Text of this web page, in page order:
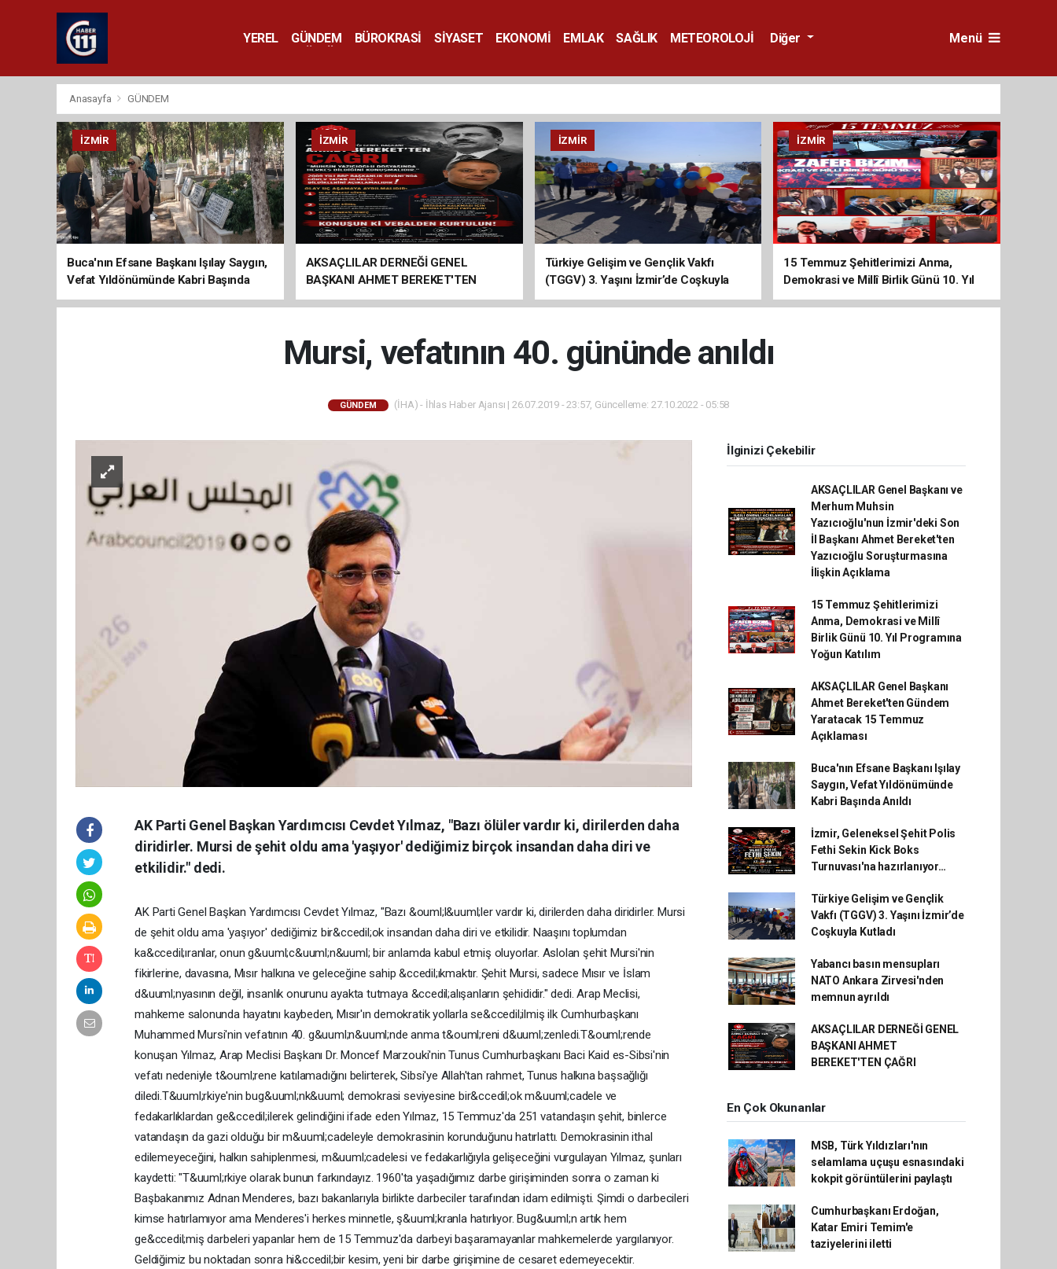
YEREL GÜNDEM BÜROKRASİ SİYASET EKONOMİ EMLAK SAĞLIK
METEOROLOJİ
Diğer Menü
Anasayfa GÜNDEM
İZMIR
Buca'nın Efsane Başkanı Işılay Saygın,
Vefat Yıldönümünde Kabri Başında
Anıldı
İZMIR
AKSAÇLILAR DERNEĞİ GENEL
BAŞKANI AHMET BEREKET'TEN
ÇAĞRI
İZMIR
Türkiye Gelişim ve Gençlik Vakfı
(TGGV) 3. Yaşını İzmir’de Coşkuyla
Kutladı
İZMIR
15 Temmuz Şehitlerimizi Anma,
Demokrasi ve Millî Birlik Günü 10. Yıl
Programına Yoğun Katılım
Mursi, vefatının 40. gününde anıldı
GÜNDEM (İHA) - İhlas Haber Ajansı | 26.07.2019 - 23:57, Güncelleme: 27.10.2022 - 05:58
AK Parti Genel Başkan Yardımcısı Cevdet Yılmaz, "Bazı ölüler vardır ki, dirilerden daha
diridirler. Mursi de şehit oldu ama 'yaşıyor' dediğimiz birçok insandan daha diri ve
etkilidir." dedi.
AK Parti Genel Başkan Yardımcısı Cevdet Yılmaz, "Bazı &ouml;l&uuml;ler vardır ki, dirilerden daha diridirler. Mursi
de şehit oldu ama 'yaşıyor' dediğimiz bir&ccedil;ok insandan daha diri ve etkilidir. Naaşını toplumdan
ka&ccedil;ıranlar, onun g&uuml;c&uuml;n&uuml; bir anlamda kabul etmiş oluyorlar. Aslolan şehit Mursi'nin
fikirlerine, davasına, Mısır halkına ve geleceğine sahip &ccedil;ıkmaktır. Şehit Mursi, sadece Mısır ve İslam
d&uuml;nyasının değil, insanlık onurunu ayakta tutmaya &ccedil;alışanların şehididir." dedi. Arap Meclisi,
mahkeme salonunda hayatını kaybeden, Mısır'ın demokratik yollarla se&ccedil;ilmiş ilk Cumhurbaşkanı
Muhammed Mursi'nin vefatının 40. g&uuml;n&uuml;nde anma t&ouml;reni d&uuml;zenledi.T&ouml;rende
konuşan Yılmaz, Arap Meclisi Başkanı Dr. Moncef Marzouki'nin Tunus Cumhurbaşkanı Baci Kaid es-Sibsi'nin
vefatı nedeniyle t&ouml;rene katılamadığını belirterek, Sibsi'ye Allah'tan rahmet, Tunus halkına başsağlığı
diledi.T&uuml;rkiye'nin bug&uuml;nk&uuml; demokrasi seviyesine bir&ccedil;ok m&uuml;cadele ve
fedakarlıklardan ge&ccedil;ilerek gelindiğini ifade eden Yılmaz, 15 Temmuz'da 251 vatandaşın şehit, binlerce
vatandaşın da gazi olduğu bir m&uuml;cadeleyle demokrasinin korunduğunu hatırlattı. Demokrasinin ithal
edilemeyeceğini, halkın sahiplenmesi, m&uuml;cadelesi ve fedakarlığıyla gelişeceğini vurgulayan Yılmaz, şunları
kaydetti: "T&uuml;rkiye olarak bunun farkındayız. 1960'ta yaşadığımız darbe girişiminden sonra o zaman ki
Başbakanımız Adnan Menderes, bazı bakanlarıyla birlikte darbeciler tarafından idam edilmişti. Şimdi o darbecileri
kimse hatırlamıyor ama Menderes'i herkes minnetle, ş&uuml;kranla hatırlıyor. Bug&uuml;n artık hem
ge&ccedil;miş darbeleri yapanlar hem de 15 Temmuz'da darbeyi başaramayanlar mahkemelerde yargılanıyor.
Geldiğimiz bu noktadan sonra hi&ccedil;bir kesim, yeni bir darbe girişimine de cesaret edemeyecektir.
İlginizi Çekebilir
AKSAÇLILAR Genel Başkanı ve
Merhum Muhsin
Yazıcıoğlu'nun İzmir'deki Son
İl Başkanı Ahmet Bereket'ten
Yazıcıoğlu Soruşturmasına
İlişkin Açıklama
15 Temmuz Şehitlerimizi
Anma, Demokrasi ve Millî
Birlik Günü 10. Yıl Programına
Yoğun Katılım
AKSAÇLILAR Genel Başkanı
Ahmet Bereket'ten Gündem
Yaratacak 15 Temmuz
Açıklaması
Buca'nın Efsane Başkanı Işılay
Saygın, Vefat Yıldönümünde
Kabri Başında Anıldı
İzmir, Geleneksel Şehit Polis
Fethi Sekin Kick Boks
Turnuvası'na hazırlanıyor…
Türkiye Gelişim ve Gençlik
Vakfı (TGGV) 3. Yaşını İzmir’de
Coşkuyla Kutladı
Yabancı basın mensupları
NATO Ankara Zirvesi'nden
memnun ayrıldı
AKSAÇLILAR DERNEĞİ GENEL
BAŞKANI AHMET
BEREKET'TEN ÇAĞRI
En Çok Okunanlar
MSB, Türk Yıldızları'nın
selamlama uçuşu esnasındaki
kokpit görüntülerini paylaştı
Cumhurbaşkanı Erdoğan,
Katar Emiri Temim'e
taziyelerini iletti